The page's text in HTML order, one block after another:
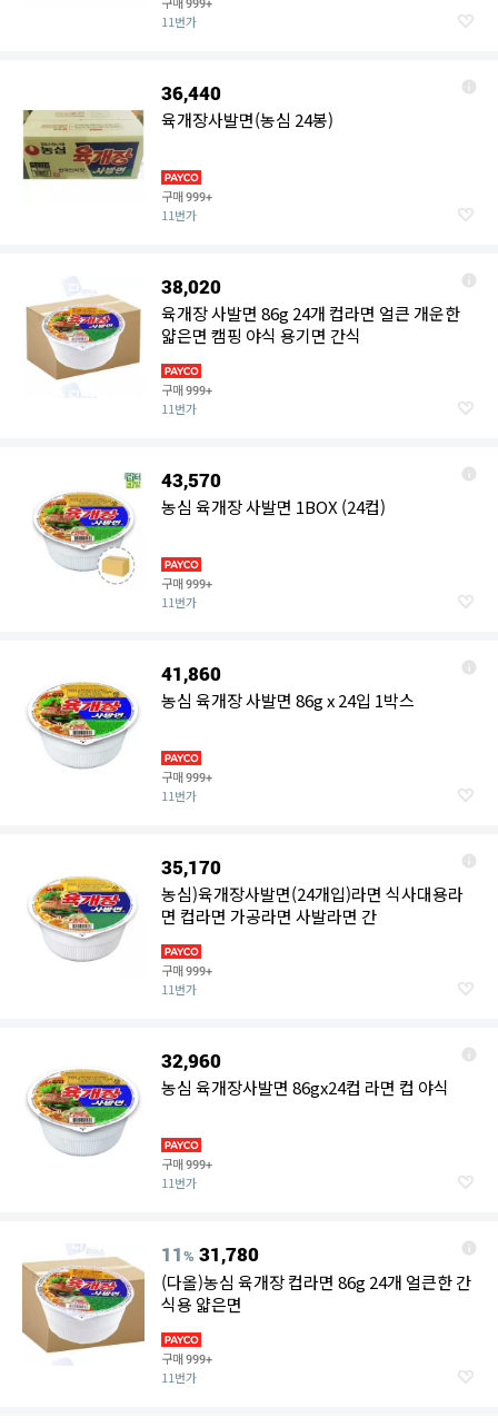
999+
11번가
36,440
육개장사발면(농심 24봉)
구매999+
11번가
38,020
육개장 사발면 86g 24개 컵라면 얼큰 개운한
얇은면 캠핑 야식 용기면 간식
구매999+
11번가
43,570
농심 육개장 사발면 1BOX (24컵)
구매999+
11번가
41,860
농심 육개장 사발면 86g x 24입 1박스
구매999+
11번가
35,170
농심)육개장사발면(24개입)라면 식사대용라
면 컵라면 가공라면 사발라면 간
구매999+
11번가
32,960
농심 육개장사발면 86gx24컵 라면 컵 야식
구매999+
11번가
11% 31,780
(다올)농심 육개장 컵라면 86g 24개 얼큰한 간
식용 얇은면
구매999+
11번가